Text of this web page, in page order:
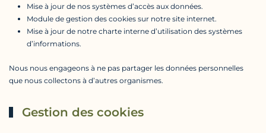
Mise à jour de nos systèmes d’accès aux données.
Module de gestion des cookies sur notre site internet.
Mise à jour de notre charte interne d’utilisation des systèmes
d’informations.
Nous nous engageons à ne pas partager les données personnelles
que nous collectons à d’autres organismes.
Gestion des cookies